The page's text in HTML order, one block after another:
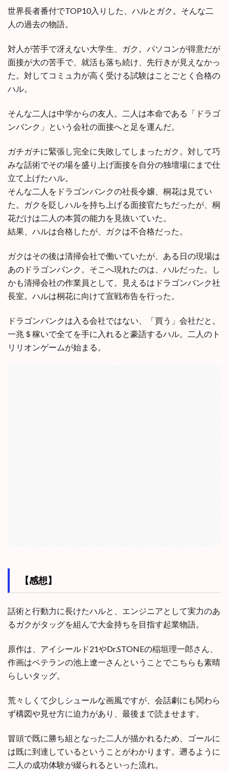
世界長者番付でTOP10入りした、ハルとガク。そんな二
人の過去の物語。
対人が苦手で冴えない大学生、ガク。パソコンが得意だが
面接が大の苦手で、就活も落ち続け、先行きが見えなかっ
た。対してコミュ力が高く受ける試験はことごとく合格の
ハル。
そんな二人は中学からの友人。二人は本命である「ドラゴ
ンバンク」という会社の面接へと足を運んだ。
ガチガチに緊張し完全に失敗してしまったガク。対して巧
みな話術でその場を盛り上げ面接を自分の独壇場にまで仕
立て上げたハル。
そんな二人をドラゴンバンクの社長令嬢、桐花は見てい
た。ガクを貶しハルを持ち上げる面接官たちだったが、桐
花だけは二人の本質の能力を見抜いていた。
結果、ハルは合格したが、ガクは不合格だった。
ガクはその後は清掃会社で働いていたが、ある日の現場は
あのドラゴンバンク。そこへ現れたのは、ハルだった。し
かも清掃会社の作業員として。見えるはドラゴンバンク社
長室。ハルは桐花に向けて宣戦布告を行った。
ドラゴンバンクは入る会社ではない、「買う」会社だと。
一兆＄稼いで全てを手に入れると豪語するハル。二人のト
リリオンゲームが始まる。
【感想】
話術と行動力に長けたハルと、エンジニアとして実力のあ
るガクがタッグを組んで大金持ちを目指す起業物語。
原作は、アイシールド21やDr.STONEの稲垣理一郎さん、
作画はベテランの池上遼一さんということでこちらも素晴
らしいタッグ。
荒々しくて少しシュールな画風ですが、会話劇にも関わら
ず構図や見せ方に迫力があり、最後まで読ませます。
冒頭で既に勝ち組となった二人が描かれるため、ゴールに
は既に到達しているということがわかります。遡るように
二人の成功体験が綴られるといった流れ。